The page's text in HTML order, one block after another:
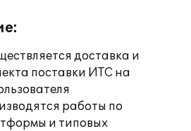
доставка и
поставки ИТС на
работы по
и типовых